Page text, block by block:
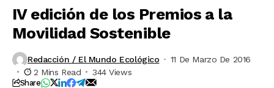
IV edición de los Premios a la
Movilidad Sostenible
Redacción / El Mundo Ecológico
11 De Marzo De 2016
2 Mins Read
344 Views
Share